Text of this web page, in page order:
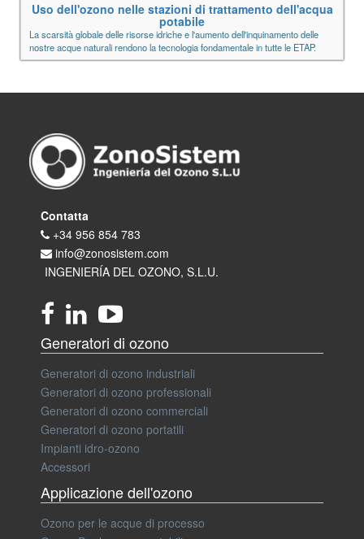
Uso dell'ozono nelle stazioni di trattamento dell'acqua
potabile
La scarsità globale delle risorse idriche e l'aumento dell'inquinamento delle
nostre acque naturali rendono la tecnologia fondamentale in tutte le ETAP.
Contatta
+34 956 854 783
info@zonosistem.com
INGENIERÍA DEL OZONO, S.L.U.
Generatori di ozono
Generatori di ozono industriali
Generatori di ozono professionali
Generatori di ozono commerciali
Generatori di ozono portatili
Impianti idro-ozono
Accessori
Applicazione dell'ozono
Ozono per le acque di processo